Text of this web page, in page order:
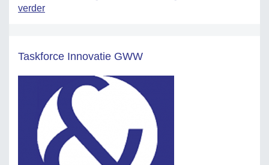
verder
Taskforce Innovatie GWW